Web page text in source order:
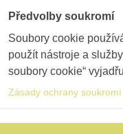
Předvolby soukromí
Soubory cookie
použít nástroje a
soubory cookie“
Zásady ochrany soukromí